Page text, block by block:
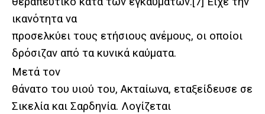
ικανότητα να
προσελκύει τους ετήσιους ανέμους, οι οποίοι
δρόσιζαν από τα κυνικά καύματα.
Μετά τον
θάνατο του υιού του, Ακταίωνα, εταξείδευσε σε
Σικελία και Σαρδηνία. Λογίζεται